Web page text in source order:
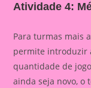
Atividade 4:
Para turmas mais
permite introduzir
quantidade de
ainda seja novo, o